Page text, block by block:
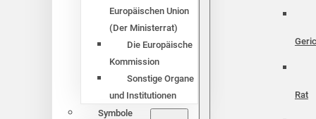
Europäischen Union
(Der Ministerrat)
Die Europäische
Kommission
Sonstige Organe
und Institutionen
Symbole
Rat